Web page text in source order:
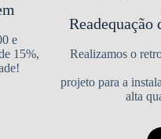
e
15%,
Readequação
Realizamos o
projeto para a
alta